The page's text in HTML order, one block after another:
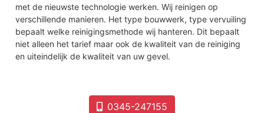
met de nieuwste technologie werken. Wij reinigen op
verschillende manieren. Het type bouwwerk, type vervuiling
bepaalt welke reinigingsmethode wij hanteren. Dit bepaalt
niet alleen het tarief maar ook de kwaliteit van de reiniging
en uiteindelijk de kwaliteit van uw gevel.
0345-247155